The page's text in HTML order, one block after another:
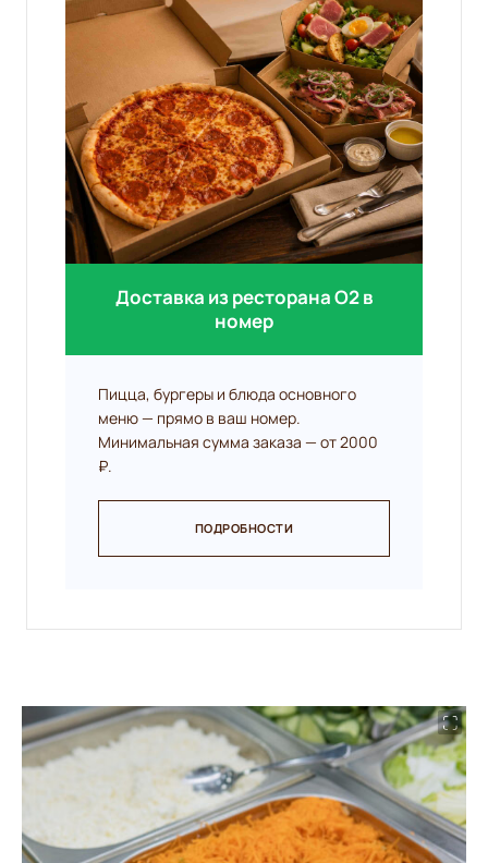
Доставка из ресторана O2 в
номер
Пицца, бургеры и блюда основного
меню — прямо в ваш номер.
Минимальная сумма заказа — от 2000
₽.
ПОДРОБНОСТИ